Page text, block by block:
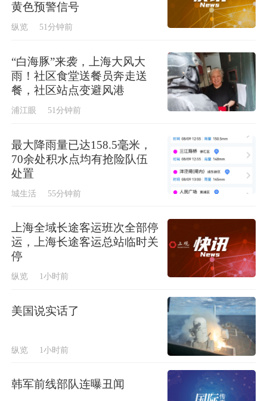
黄色预警信号
纵览 51分钟前
“白海豚”来袭，上海大风大
雨！社区食堂送餐员奔走送
餐，社区站点变避风港
浦江眼 51分钟前
最大降雨量已达158.5毫米，
70余处积水点均有抢险队伍
处置
城生活 55分钟前
上海全域长途客运班次全部停
运，上海长途客运总站临时关
停
纵览 1小时前
美国说实话了
纵览 1小时前
韩军前线部队连曝丑闻